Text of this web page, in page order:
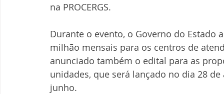
na PROCERGS.
Durante o evento, o Governo do
milhão mensais para os centros de
anunciado também o edital para as
unidades, que será lançado no dia 28
junho.